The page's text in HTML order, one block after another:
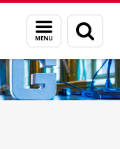
Menu
en
zoeken